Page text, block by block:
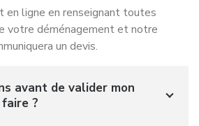
en ligne en renseignant toutes
votre déménagement et notre
un devis.
avant de valider mon
?